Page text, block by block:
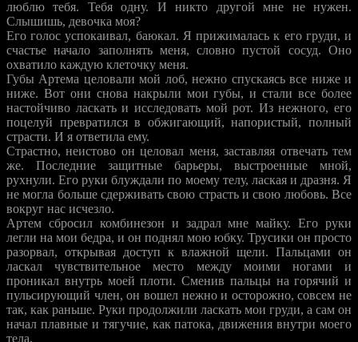
люблю тебя. Тебя одну. И никто другой мне не нужен.
Слышишь, девочка моя?
Его голос успокаивал, баюкал. Я прижималась к его груди, и
счастье начало заполнять меня, словно пустой сосуд. Оно
охватило каждую клеточку меня.
Губы Артема целовали мой лоб, нежно спускаясь все ниже и
ниже. Вот они снова накрыли мои губы, и стали все более
настойчиво ласкать и исследовать мой рот. Из нежного, его
поцелуй превратился в обжигающий, напористый, полный
страсти. И я ответила ему.
Страстно, неистово он целовал меня, заставляя отвечать тем
же. Последние защитные барьеры, выстроенные мной,
рухнули. Его руки блуждали по моему телу, лаская и дразня. Я
не могла больше сдерживать свою страсть и свою любовь. Все
вокруг нас исчезло.
Артем сбросил комбинезон и задрал мне майку. Его руки
легли на мои бедра, и он поднял мою юбку. Трусики он просто
разорвал, открывая доступ к влажной щели. Пальцами он
ласкал чувствительное место между моими ногами и
проникал внутрь моей плоти. Сменив пальцы на горячий и
пульсирующий член, он вошел нежно и осторожно, совсем не
так, как раньше. Руки продолжили ласкать мои груди, а сам он
начал плавные и тягучие, как патока, движения внутри моего
тела.